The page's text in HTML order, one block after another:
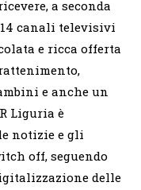
a seconda
canali televisivi
e ricca offerta
e anche un
Liguria è
notizie e gli
off, seguendo
delle